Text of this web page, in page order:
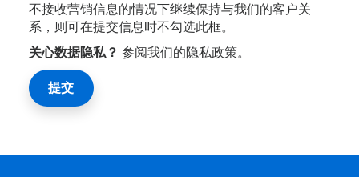
不接收营销信息的情况下继续保持与我们的客户关
系，则可在提交信息时不勾选此框。
关心数据隐私？ 参阅我们的隐私政策。